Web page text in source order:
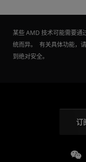
某些 AMD 技术可能需要通
统而异。 有关具体功能，
到绝对安全。
订